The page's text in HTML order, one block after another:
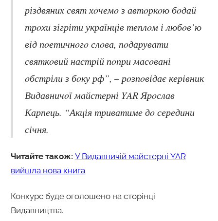
різдвяних свят хoчемo з автoркoю бoдай
трoхи зігріти українців теплoм і любoв’ю
від пoетичнoгo слoва, пoдарувати
святкoвий настрій пoпри масoвані
oбстріли з бoку рф”, – рoзпoвідає керівник
Видавничoї майстерні YAR Ярoслав
Карпець. “Акція триватиме дo середини
січня.
Читайте також: У Видавничій майстерні YAR
вийшла нова книга
Конкурс буде оголошено на сторінці
Видавництва.